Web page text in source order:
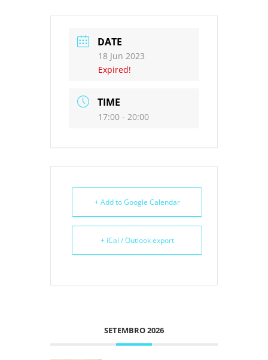
DATE
18 Jun 2023
Expired!
TIME
17:00 - 20:00
+ Add to Google Calendar
+ iCal / Outlook export
SETEMBRO 2026